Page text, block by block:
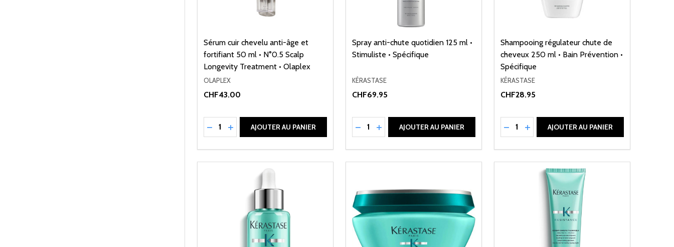
Sérum cuir chevelu anti-âge et
fortifiant 50 ml • N°0.5 Scalp
Longevity Treatment • Olaplex
OLAPLEX
CHF43.00
Quantité:
RÉDUIRE LA QUANTITÉ DE UNDEFINED
AUGMENTER LA QUANTITÉ DE UNDEFINED
AJOUTER AU PANIER
Spray anti-chute quotidien 125 ml •
Stimuliste • Spécifique
KÉRASTASE
CHF69.95
Quantité:
RÉDUIRE LA QUANTITÉ DE UNDEFINED
AUGMENTER LA QUANTITÉ DE UNDEFINED
AJOUTER AU PANIER
Shampooing régulateur chute de
cheveux 250 ml • Bain Prévention •
Spécifique
KÉRASTASE
CHF28.95
Quantité:
RÉDUIRE LA QUANTITÉ DE UNDEFINED
AUGMENTER LA QUANTITÉ DE
AJOUTER AU PANIER